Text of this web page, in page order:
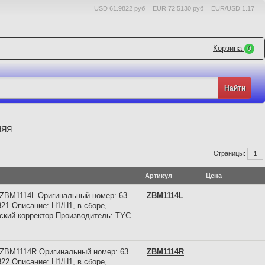
USD 61.9822 руб EUR 72.5130 руб EUR/USD 1.17
Корзина 0
Страницы: 1
Артикул Цена
Оригинальный номер: 63
Описание: Н1/Н1, в сборе,
корректор Производитель: TYC
ZBM1114L
Оригинальный номер: 63
Описание: Н1/Н1, в сборе,
ZBM1114R